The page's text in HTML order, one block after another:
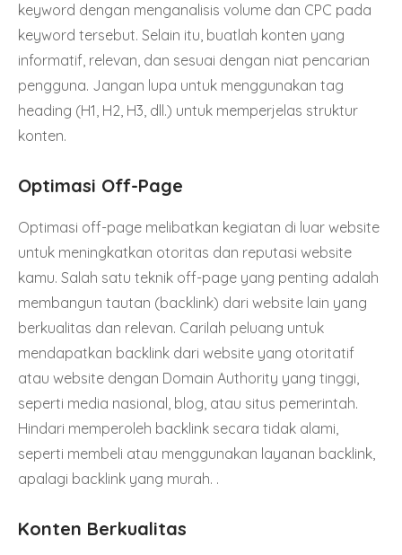
keyword dengan menganalisis volume dan CPC pada
keyword tersebut. Selain itu, buatlah konten yang
informatif, relevan, dan sesuai dengan niat pencarian
pengguna. Jangan lupa untuk menggunakan tag
heading (H1, H2, H3, dll.) untuk memperjelas struktur
konten.
Optimasi Off-Page
Optimasi off-page melibatkan kegiatan di luar website
untuk meningkatkan otoritas dan reputasi website
kamu. Salah satu teknik off-page yang penting adalah
membangun tautan (backlink) dari website lain yang
berkualitas dan relevan. Carilah peluang untuk
mendapatkan backlink dari website yang otoritatif
atau website dengan Domain Authority yang tinggi,
seperti media nasional, blog, atau situs pemerintah.
Hindari memperoleh backlink secara tidak alami,
seperti membeli atau menggunakan layanan backlink,
apalagi backlink yang murah. .
Konten Berkualitas